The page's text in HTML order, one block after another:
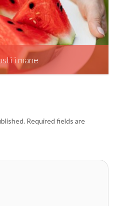
i mane
Required fields are